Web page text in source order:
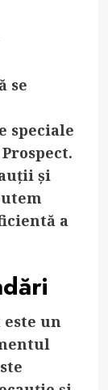
se
speciale
și
a
un